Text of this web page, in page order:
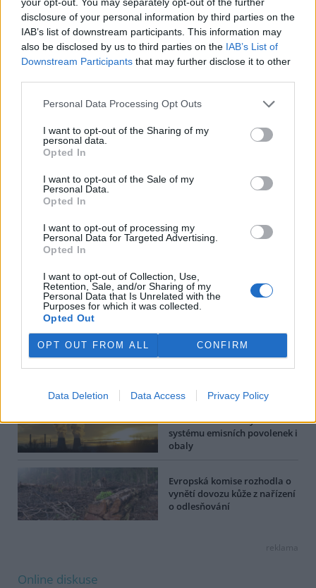
disclosure of your personal information by third parties on the
IAB’s list of downstream participants. This information may
also be disclosed by us to third parties on the IAB’s List of
Downstream Participants that may further disclose it to other
Personal Data Processing Opt Outs
I want to opt-out of the Sharing of my
personal data.
Opted In
I want to opt-out of the Sale of my
Personal Data.
Opted In
I want to opt-out of processing my
Personal Data for Targeted Advertising.
Opted In
I want to opt-out of Collection, Use,
Retention, Sale, and/or Sharing of my
Personal Data that Is Unrelated with the
Purposes for which it was collected.
Opted Out
OPT OUT FROM ALL CONFIRM
Data Deletion Data Access Privacy Policy
tisknout
BEZK využívá agenturní zpravodajství ČTK, která si vyhrazuje
veškerá práva. Publikování nebo další šíření obsahu ze zdrojů ČTK
strany ČTK.
Dále čtěte |
Státy EU finálně schválily
zákaz názvů steak či játra pro
bezmasé výrobky
Bruselu řešit změny v
systému emisních povolenek i
obaly
Evropská komise rozhodla o
vynětí dovozu kůže z nařízení
o odlesňování
reklama
Online diskuse